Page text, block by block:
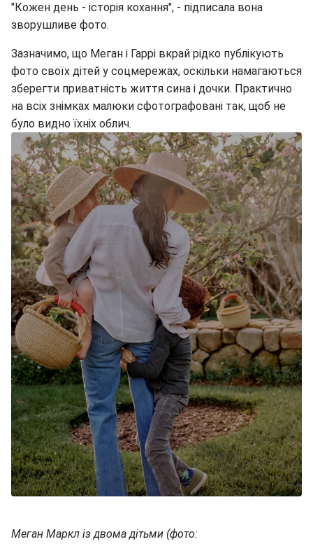
"Кожен день - історія кохання", - підписала вона
зворушливе фото.
Зазначимо, що Меган і Гаррі вкрай рідко публікують
фото своїх дітей у соцмережах, оскільки намагаються
зберегти приватність життя сина і дочки. Практично
на всіх знімках малюки сфотографовані так, щоб не
було видно їхніх облич.
Меган Маркл із двома дітьми (фото: